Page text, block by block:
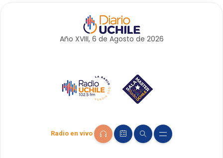
Año XVIII, 6 de Agosto de 2026
Radio en vivo